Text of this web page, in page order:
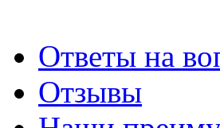
Ответы на
Отзывы